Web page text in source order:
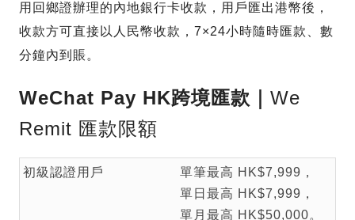
用回鄉證辦理的內地銀行卡收款，用戶匯出港幣後，
收款方可直接以人民幣收款，7×24小時隨時匯款、數
分鐘內到賬。
WeChat Pay HK跨境匯款｜ We
Remit 匯款限額
初級認證用戶
單筆最高 HK$7,999，
單日最高 HK$7,999，
單月最高 HK$50,000。